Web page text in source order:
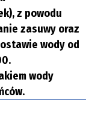
z powodu
zasuwy oraz
wody od
wody